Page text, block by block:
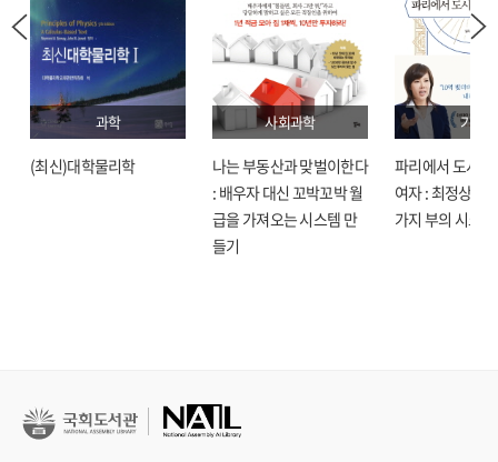
과학
(최신)대학물리학
사회과학
나는 부동산과 맞벌이한다
: 배우자 대신 꼬박꼬박 월
급을 가져오는 시스템 만
들기
기술
파리에서 도시락
여자 : 최정상으
가지 부의 시크릿